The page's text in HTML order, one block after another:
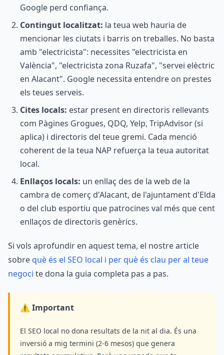
Google perd confiança.
Contingut localitzat: la teua web hauria de
mencionar les ciutats i barris on treballes. No basta
amb "electricista": necessites "electricista en
València", "electricista zona Ruzafa", "servei elèctric
en Alacant". Google necessita entendre on prestes
els teues serveis.
Cites locals: estar present en directoris rellevants
com Pàgines Grogues, QDQ, Yelp, TripAdvisor (si
aplica) i directoris del teue gremi. Cada menció
coherent de la teua NAP refuerça la teua autoritat
local.
Enllaços locals: un enllaç des de la web de la
cambra de comerç d'Alacant, de l'ajuntament d'Elda
o del club esportiu que patrocines val més que cent
enllaços de directoris genèrics.
Si vols aprofundir en aquest tema, el nostre article
sobrequè és el SEO local i per què és clau per al teue
negoci te dona la guia completa pas a pas.
⚠️ Important
El SEO local no dona resultats de la nit al dia. És una
inversió a mig termini (2-6 mesos) que genera